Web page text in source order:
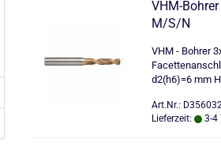
VHM-
M/S/N
VHM - Bohrer
d2(h6)=6 mm
Art.Nr.:
Lieferzeit:
3-4